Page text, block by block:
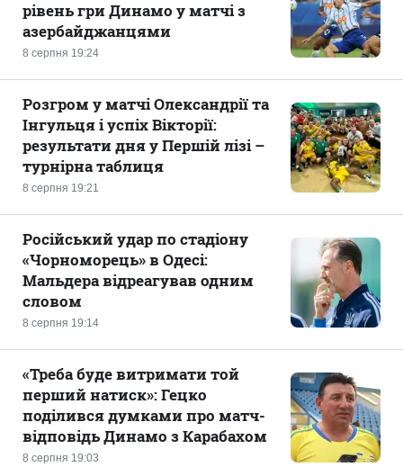
8 серпня 19:24
рівень гри Динамо у матчі з
азербайджанцями
8 серпня 19:21
Розгром у матчі Олександрії та
Інгульця і успіх Вікторії:
результати дня у Першій лізі –
турнірна таблиця
8 серпня 19:14
Російський удар по стадіону
«Чорноморець» в Одесі:
Мальдера відреагував одним
словом
8 серпня 19:03
«Треба буде витримати той
перший натиск»: Гецко
поділився думками про матч-
відповідь Динамо з Карабахом